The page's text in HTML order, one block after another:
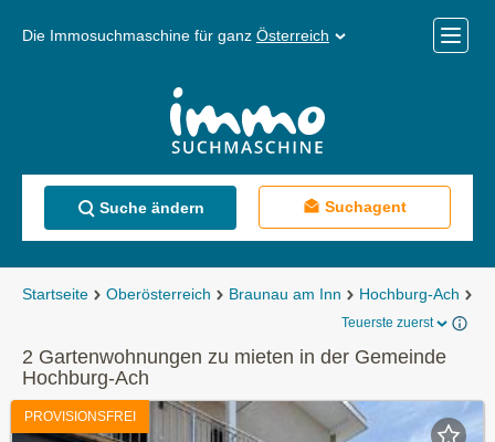
Die Immosuchmaschine für ganz Österreich
Menü
Suche ändern Suchagent
Startseite Oberösterreich Braunau am Inn Hochburg-Ach
Teuerste zuerst
2 Gartenwohnungen zu mieten in der Gemeinde
Hochburg-Ach
PROVISIONSFREI